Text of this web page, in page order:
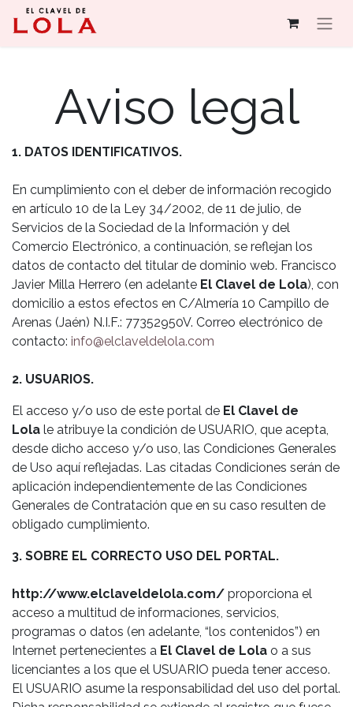
Aviso legal
1. DATOS IDENTIFICATIVOS.
En cumplimiento con el deber de información recogido
en artículo 10 de la Ley 34/2002, de 11 de julio, de
Servicios de la Sociedad de la Información y del
Comercio Electrónico, a continuación, se reflejan los
datos de contacto del titular de dominio web. Francisco
Javier Milla Herrero (en adelante El Clavel de Lola), con
domicilio a estos efectos en C/Almería 10 Campillo de
Arenas (Jaén) N.I.F.: 77352950V. Correo electrónico de
contacto: info@elclaveldelola.com
2. USUARIOS.
El acceso y/o uso de este portal de El Clavel de
Lola le atribuye la condición de USUARIO, que acepta,
desde dicho acceso y/o uso, las Condiciones Generales
de Uso aquí reflejadas. Las citadas Condiciones serán de
aplicación independientemente de las Condiciones
Generales de Contratación que en su caso resulten de
obligado cumplimiento.
3. SOBRE EL CORRECTO USO DEL PORTAL.
http://www.elclaveldelola.com/ proporciona el
acceso a multitud de informaciones, servicios,
programas o datos (en adelante, “los contenidos”) en
Internet pertenecientes a El Clavel de Lola o a sus
licenciantes a los que el USUARIO pueda tener acceso.
El USUARIO asume la responsabilidad del uso del portal.